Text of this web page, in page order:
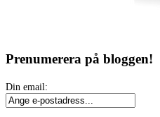
Prenumerera på bloggen!